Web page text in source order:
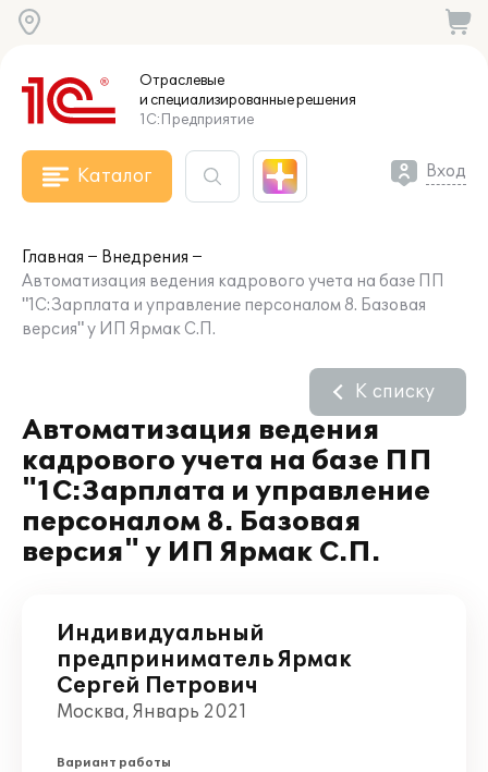
Отраслевые
и специализированныерешения
1С:Предприятие
Каталог Вход
Главная
Внедрения
Автоматизация ведения кадрового учета на базе ПП
"1С:Зарплата и управление персоналом 8. Базовая
версия" у ИП Ярмак С.П.
Автоматизация ведения
кадрового учета на базе ПП
"1С:Зарплата и управление
персоналом 8. Базовая
версия" у ИП Ярмак С.П.
К списку
Индивидуальный
предприниматель Ярмак
Сергей Петрович
Москва, Январь 2021
Вариант работы